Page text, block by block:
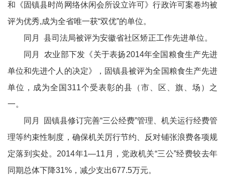
和《固镇县时尚网络休闲会所设立许可》行政许可案卷均被
评为优秀,成为全省唯一获“双优”的单位。
同月 县司法局被评为安徽省社区矫正工作先进单位。
同月 农业部下发《关于表扬2014年全国粮食生产先进
单位和先进个人的决定》，固镇县被评为全国粮食生产先进
单位，成为全国311个受表彰的县（市、区、旗、场）之
一。
同月 固镇县修订完善“三公经费”管理、机关运行经费管
理等约束性制度，确保机关厉行节约、反对铺张浪费各项规
定落到实处。2014年1—11月，党政机关“三公”经费较去年
同期总体下降31%，减少支出677.5万元。